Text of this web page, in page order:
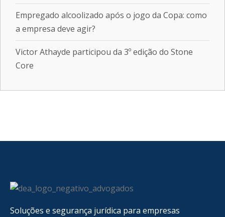
Empregado alcoolizado após o jogo da Copa: como
a empresa deve agir?
Victor Athayde participou da 3º edição do Stone
Core
Soluções e segurança jurídica para empresas